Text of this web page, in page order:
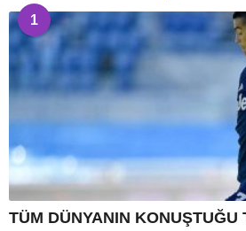
1
TÜM DÜNYANIN KONUŞTUĞU